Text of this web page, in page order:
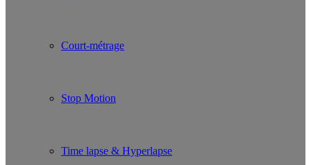
Court-métrage
Stop Motion
Time lapse & Hyperlapse